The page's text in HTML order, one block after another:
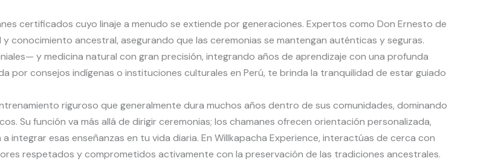
certificados cuyo linaje a menudo se extiende por generaciones. Expertos como Don Ernesto de
conocimiento ancestral, asegurando que las ceremonias se mantengan auténticas y seguras.
y medicina natural con gran precisión, integrando años de aprendizaje con una profunda
por consejos indígenas o instituciones culturales en Perú, te brinda la tranquilidad de estar guiado
riguroso que generalmente dura muchos años dentro de sus comunidades, dominando
Su función va más allá de dirigir ceremonias; los chamanes ofrecen orientación personalizada,
esas enseñanzas en tu vida diaria. En Willkapacha Experience, interactúas de cerca con
respetados y comprometidos activamente con la preservación de las tradiciones ancestrales.